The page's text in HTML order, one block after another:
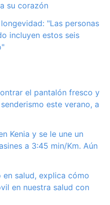
su corazón
"Las personas
incluyen estos seis
el pantalón fresco y
este verano, a
Kenia y se le une un
a 3:45 min/Km. Aún
salud, explica cómo
en nuestra salud con